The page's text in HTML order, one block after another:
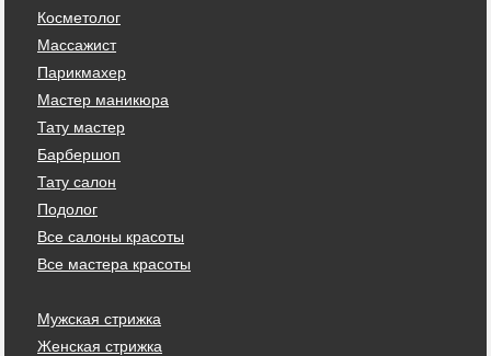
Косметолог
Массажист
Парикмахер
Мастер маникюра
Тату мастер
Барбершоп
Тату салон
Подолог
Все салоны красоты
Все мастера красоты
Мужская стрижка
Женская стрижка